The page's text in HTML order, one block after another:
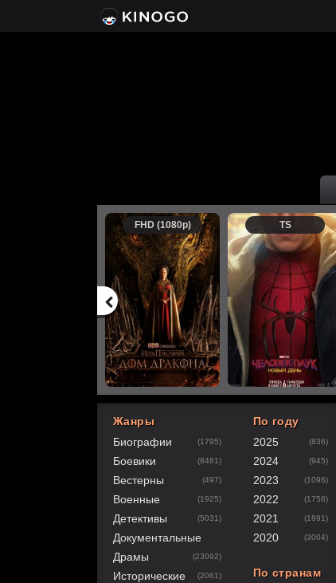
FHD (1080p) TS
40
1 2 3 4
Жанры
Биографии
(1795)
Боевики (8481)
Вестерны (497)
Военные (1925)
Детективы (5031)
Документальные
Драмы
(23092)
Исторические (2061)
По году
2025
(836)
2024 (945)
2023 (1096)
2022 (1756)
2021 (1891)
2020 (3004)
По странам